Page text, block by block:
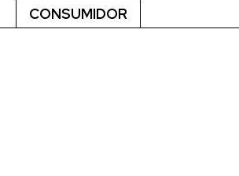
CONSUMIDOR